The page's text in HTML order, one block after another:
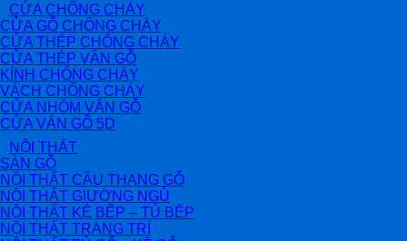
CỬA CHỐNG CHÁY
CỬA GỖ CHỐNG CHÁY
CỬA THÉP CHỐNG CHÁY
CỬA THÉP VÂN GỖ
KÍNH CHỐNG CHÁY
VÁCH CHỐNG CHÁY
CỬA NHÔM VÂN GỖ
CỬA VÂN GỖ 5D
NỘI THẤT
SÀN GỖ
NỘI THẤT CẦU THANG GỖ
NỘI THẤT GIƯỜNG NGỦ
NỘI THẤT KỆ BẾP – TỦ BẾP
NỘI THẤT TRANG TRÍ